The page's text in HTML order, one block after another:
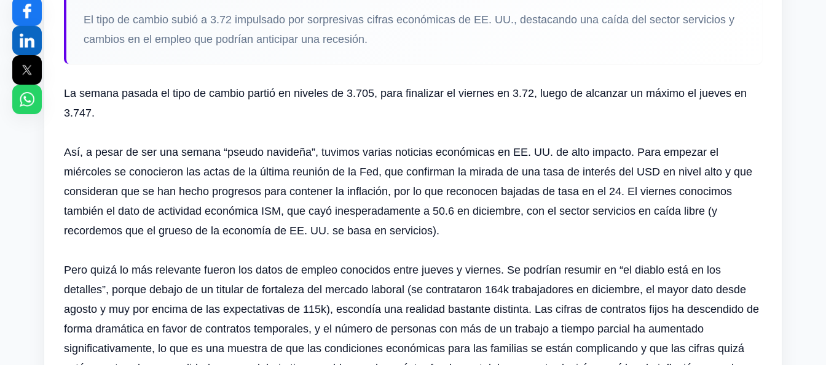
El tipo de cambio subió a 3.72 impulsado por sorpresivas cifras económicas de EE. UU., destacando una caída del sector servicios y
cambios en el empleo que podrían anticipar una recesión.
La semana pasada el tipo de cambio partió en niveles de 3.705, para finalizar el viernes en 3.72, luego de alcanzar un máximo el jueves en
3.747.
Así, a pesar de ser una semana “pseudo navideña”, tuvimos varias noticias económicas en EE. UU. de alto impacto. Para empezar el
miércoles se conocieron las actas de la última reunión de la Fed, que confirman la mirada de una tasa de interés del USD en nivel alto y que
consideran que se han hecho progresos para contener la inflación, por lo que reconocen bajadas de tasa en el 24. El viernes conocimos
también el dato de actividad económica ISM, que cayó inesperadamente a 50.6 en diciembre, con el sector servicios en caída libre (y
recordemos que el grueso de la economía de EE. UU. se basa en servicios).
Pero quizá lo más relevante fueron los datos de empleo conocidos entre jueves y viernes. Se podrían resumir en “el diablo está en los
detalles”, porque debajo de un titular de fortaleza del mercado laboral (se contrataron 164k trabajadores en diciembre, el mayor dato desde
agosto y muy por encima de las expectativas de 115k), escondía una realidad bastante distinta. Las cifras de contratos fijos ha descendido de
forma dramática en favor de contratos temporales, y el número de personas con más de un trabajo a tiempo parcial ha aumentado
significativamente, lo que es una muestra de que las condiciones económicas para las familias se están complicando y que las cifras quizá